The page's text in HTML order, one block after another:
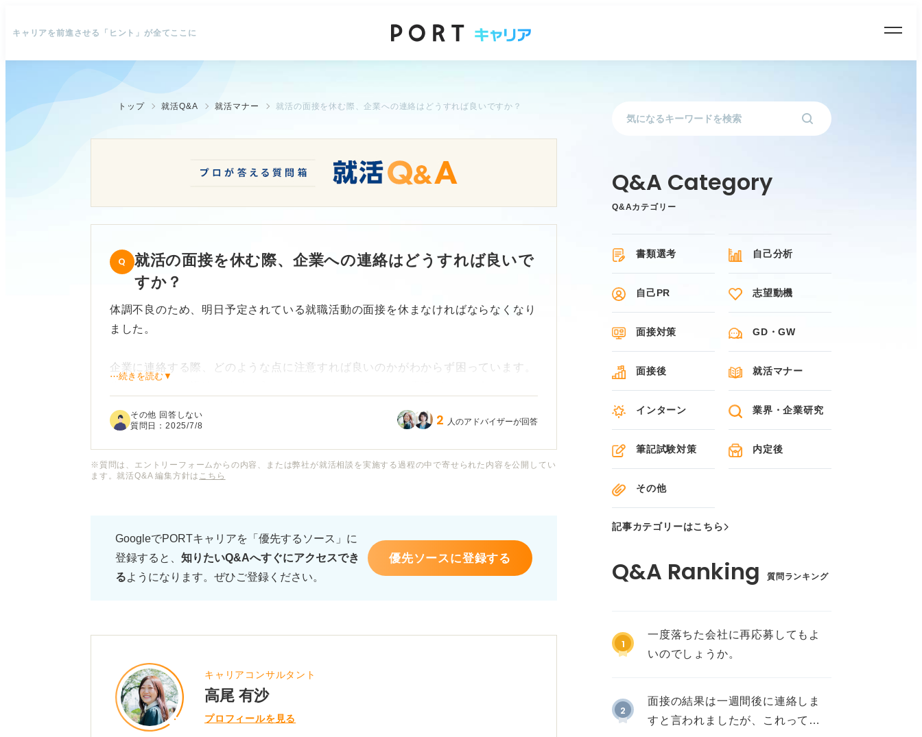
キャリアを前進させる「ヒント」が全てここに
トップ 就活Q&A 就活マナー 就活の面接を休む際、企業への連絡はどうすれば良いですか？
就活の面接を休む際、企業への連絡はどうすれば良いで
すか？
体調不良のため、明日予定されている就職活動の面接を休まなければならなくなり
ました。
企業に連絡する際、どのような点に注意すれば良いのかがわからず困っています。
なども気になっています。
面接を休む際の企業への連絡方法と、再調整の際に気を付けるべきポイントについ
て、アドバイスをいただけると嬉しいです。
⋯続きを読む▼
その他 回答しない
質問日：2025/7/8 2 人のアドバイザーが回答
※質問は、エントリーフォームからの内容、または弊社が就活相談を実施する過程の中で寄せられた内容を公開してい
ます。就活Q&A 編集方針は こちら
GoogleでPORTキャリアを「優先するソース」に
登録すると、 知りたいQ&Aへすぐにアクセスでき
るようになります。ぜひご登録ください。
優先ソースに登録する
キャリアコンサルタント
高尾 有沙
プロフィールを見る
Q&Aカテゴリー
書類選考 自己分析
自己PR 志望動機
面接対策 GD・GW
面接後 就活マナー
インターン 業界・企業研究
筆記試験対策 内定後
その他
記事カテゴリーはこちら
質問ランキング
1
一度落ちた会社に再応募してもよ
いのでしょうか。
2
面接の結果は一週間後に連絡しま
すと言われましたが、これって不